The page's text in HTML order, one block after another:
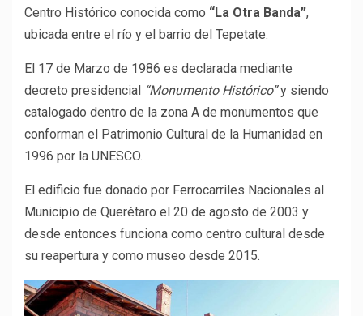
Centro Histórico conocida como “La Otra Banda”,
ubicada entre el río y el barrio del Tepetate.
El 17 de Marzo de 1986 es declarada mediante
decreto presidencial “Monumento Histórico”y siendo
catalogado dentro de la zona A de monumentos que
conforman el Patrimonio Cultural de la Humanidad en
1996 por la UNESCO.
El edificio fue donado por Ferrocarriles Nacionales al
Municipio de Querétaro el 20 de agosto de 2003 y
desde entonces funciona como centro cultural desde
su reapertura y como museo desde 2015.